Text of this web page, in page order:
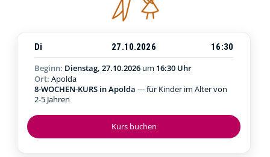
Kurs buchen
Di 27.10.2026
16:30
Beginn: Dienstag, 27.10.2026 um 16:30 Uhr
Ort: Apolda
8-WOCHEN-KURS in Apolda --- für Kinder im Alter von
2-5 Jahren